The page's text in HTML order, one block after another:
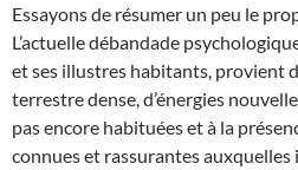
Essayons de résumer un peu le
L’actuelle débandade
et ses illustres habitants, provient
terrestre dense, d’énergies
pas encore habituées et à la
connues et rassurantes auxquelles